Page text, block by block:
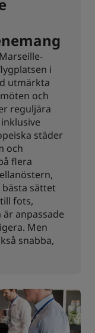
i
utmärkta
och
reguljära
städer
och
flera
bästa sättet
fots,
anpassade
Men
snabba,